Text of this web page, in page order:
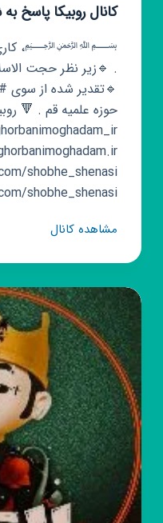
کانال روبیکا پاسخ
﷽، کاری از
. 🔹زیر نظر حجت
🔹تقدیر شده از سوی
حوزه علمیه قم . 🔻
shobhe_shenasi
مشاهده کانالکانال
پاسخ
به
شبهات
فضای
مجازی